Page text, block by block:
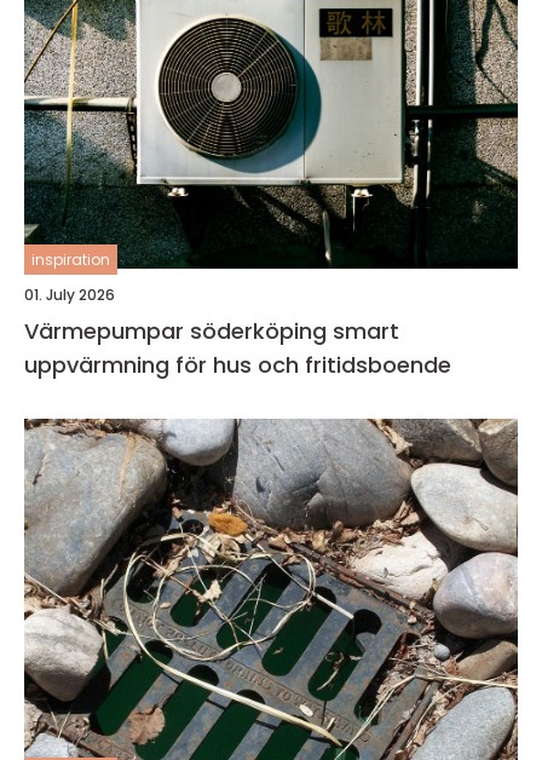
inspiration
01. July 2026
Värmepumpar söderköping smart
uppvärmning för hus och fritidsboende